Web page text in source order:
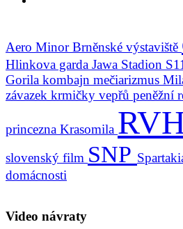
Aero MinorBrněnské výstaviště
Hlinkova garda Jawa Stadion S11
Gorila kombajn mečiarizmus
závazek krmičky vepřů peněžní
princezna Krasomila
slovenský film SNP
domácnosti
Video návraty